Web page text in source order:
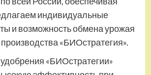
индивидуальные
и возможность обмена урожая
«БИОстратегия».
удобрения «БИОстратегии»